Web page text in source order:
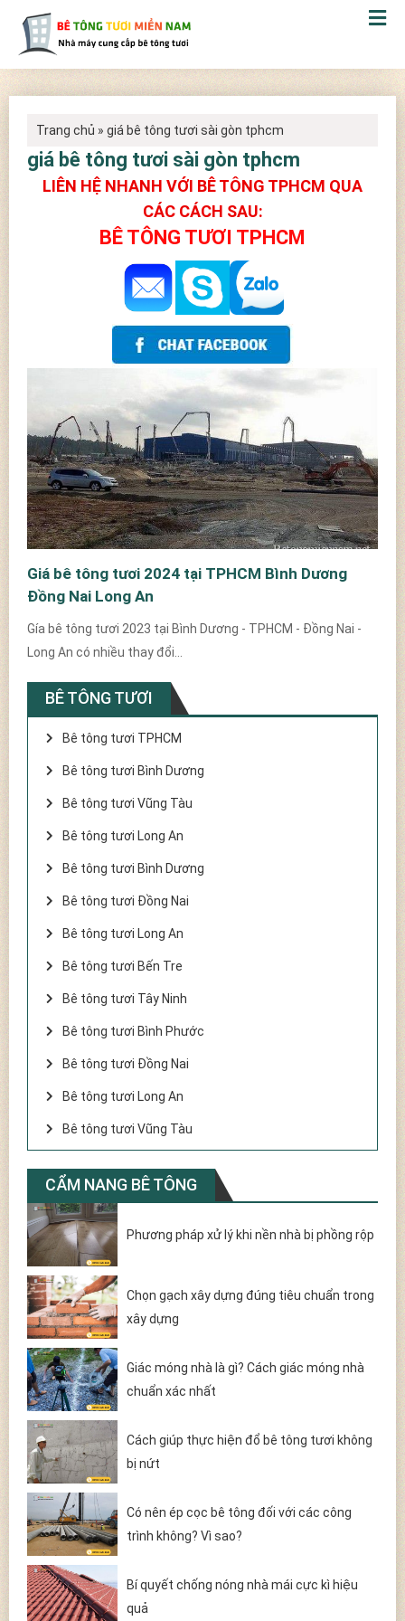
Trang chủ » giá bê tông tươi sài gòn tphcm
giá bê tông tươi sài gòn tphcm
LIÊN HỆ NHANH VỚI BÊ TÔNG TPHCM QUA
CÁC CÁCH SAU:
BÊ TÔNG TƯƠI TPHCM
Giá bê tông tươi 2024 tại TPHCM Bình Dương
Đồng Nai Long An
Gía bê tông tươi 2023 tại Bình Dương - TPHCM - Đồng Nai -
Long An có nhiều thay đổi...
BÊ TÔNG TƯƠI
Bê tông tươi TPHCM
Bê tông tươi Bình Dương
Bê tông tươi Vũng Tàu
Bê tông tươi Long An
Bê tông tươi Bình Dương
Bê tông tươi Đồng Nai
Bê tông tươi Long An
Bê tông tươi Bến Tre
Bê tông tươi Tây Ninh
Bê tông tươi Bình Phước
Bê tông tươi Đồng Nai
Bê tông tươi Long An
Bê tông tươi Vũng Tàu
CẨM NANG BÊ TÔNG
Phương pháp xử lý khi nền nhà bị phồng rộp
Chọn gạch xây dựng đúng tiêu chuẩn trong
xây dựng
Giác móng nhà là gì? Cách giác móng nhà
chuẩn xác nhất
Cách giúp thực hiện đổ bê tông tươi không
bị nứt
Có nên ép cọc bê tông đối với các công
trình không? Vì sao?
Bí quyết chống nóng nhà mái cực kì hiệu
quả